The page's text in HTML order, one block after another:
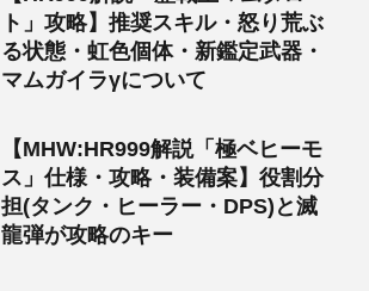
ト」攻略】推奨スキル・怒り荒ぶ
る状態・虹色個体・新鑑定武器・
マムガイラγについて
【MHW:HR999解説「極ベヒーモ
ス」仕様・攻略・装備案】役割分
担(タンク・ヒーラー・DPS)と滅
龍弾が攻略のキー